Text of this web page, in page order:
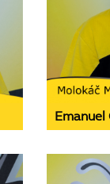
Emanuel